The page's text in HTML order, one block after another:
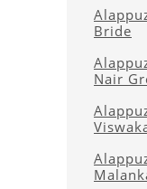
Bride
Nair